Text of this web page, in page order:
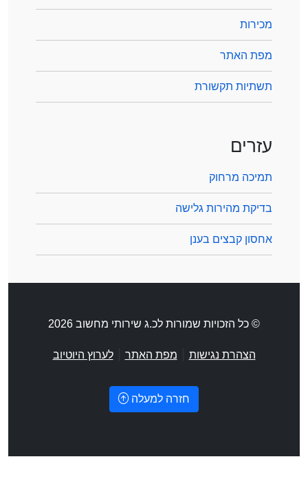
מכירות
מפת האתר
תשתיות תקשורת
עזרים
תמיכה מרחוק
בדיקת מהירות גלישה
אחסון קבצים בענן
© כל הזכויות שמורות לכ.ג שירותי מחשוב 2026
הצהרת נגישות מפת האתר |לערוץ היוטיוב
חזרה למעלה